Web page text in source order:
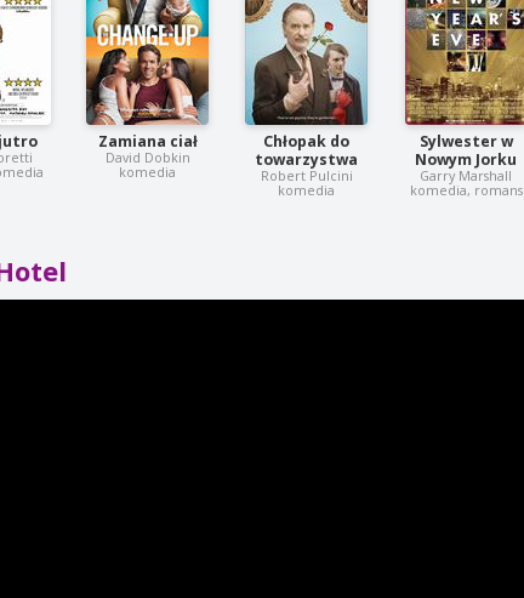
Zamiana ciał
David Dobkin
komedia
Chłopak do
towarzystwa
Robert Pulcini
komedia
Sylwester w
Nowym Jorku
Garry Marshall
komedia, romans